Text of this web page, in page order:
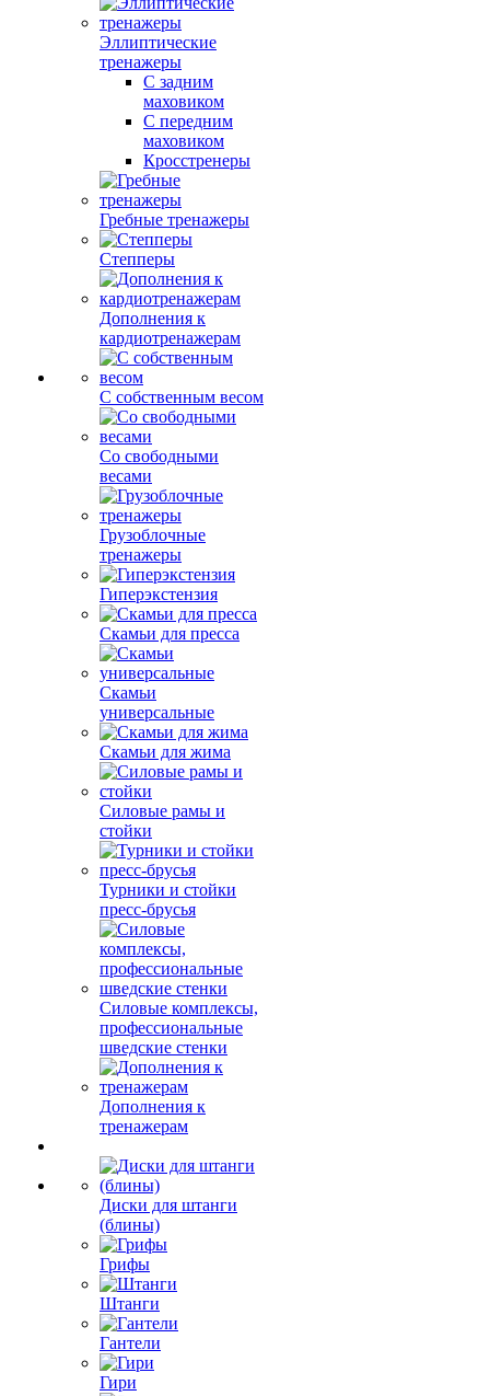
Эллиптические
тренажеры
С задним
маховиком
С передним
маховиком
Кросстренеры
Гребные тренажеры
Степперы
Дополнения к
кардиотренажерам
С собственным весом
Со свободными
весами
Грузоблочные
тренажеры
Гиперэкстензия
Скамьи для пресса
Скамьи
универсальные
Скамьи для жима
Силовые рамы и
стойки
Турники и стойки
пресс-брусья
Силовые комплексы,
профессиональные
шведские стенки
Дополнения к
тренажерам
Диски для штанги
(блины)
Грифы
Штанги
Гантели
Гири